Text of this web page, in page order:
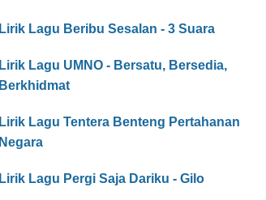
Lirik Lagu Beribu Sesalan - 3 Suara
Lirik Lagu UMNO - Bersatu, Bersedia,
Berkhidmat
Lirik Lagu Tentera Benteng Pertahanan
Negara
Lirik Lagu Pergi Saja Dariku - Gilo